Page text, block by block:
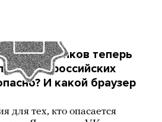
других банков теперь
в российских
И какой браузер
для тех, кто опасается